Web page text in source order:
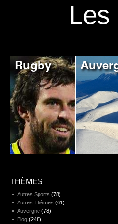
Rugby
THÈMES
Autres Sports (78)
Autres Thèmes (61)
Auvergne (78)
Blog (248)